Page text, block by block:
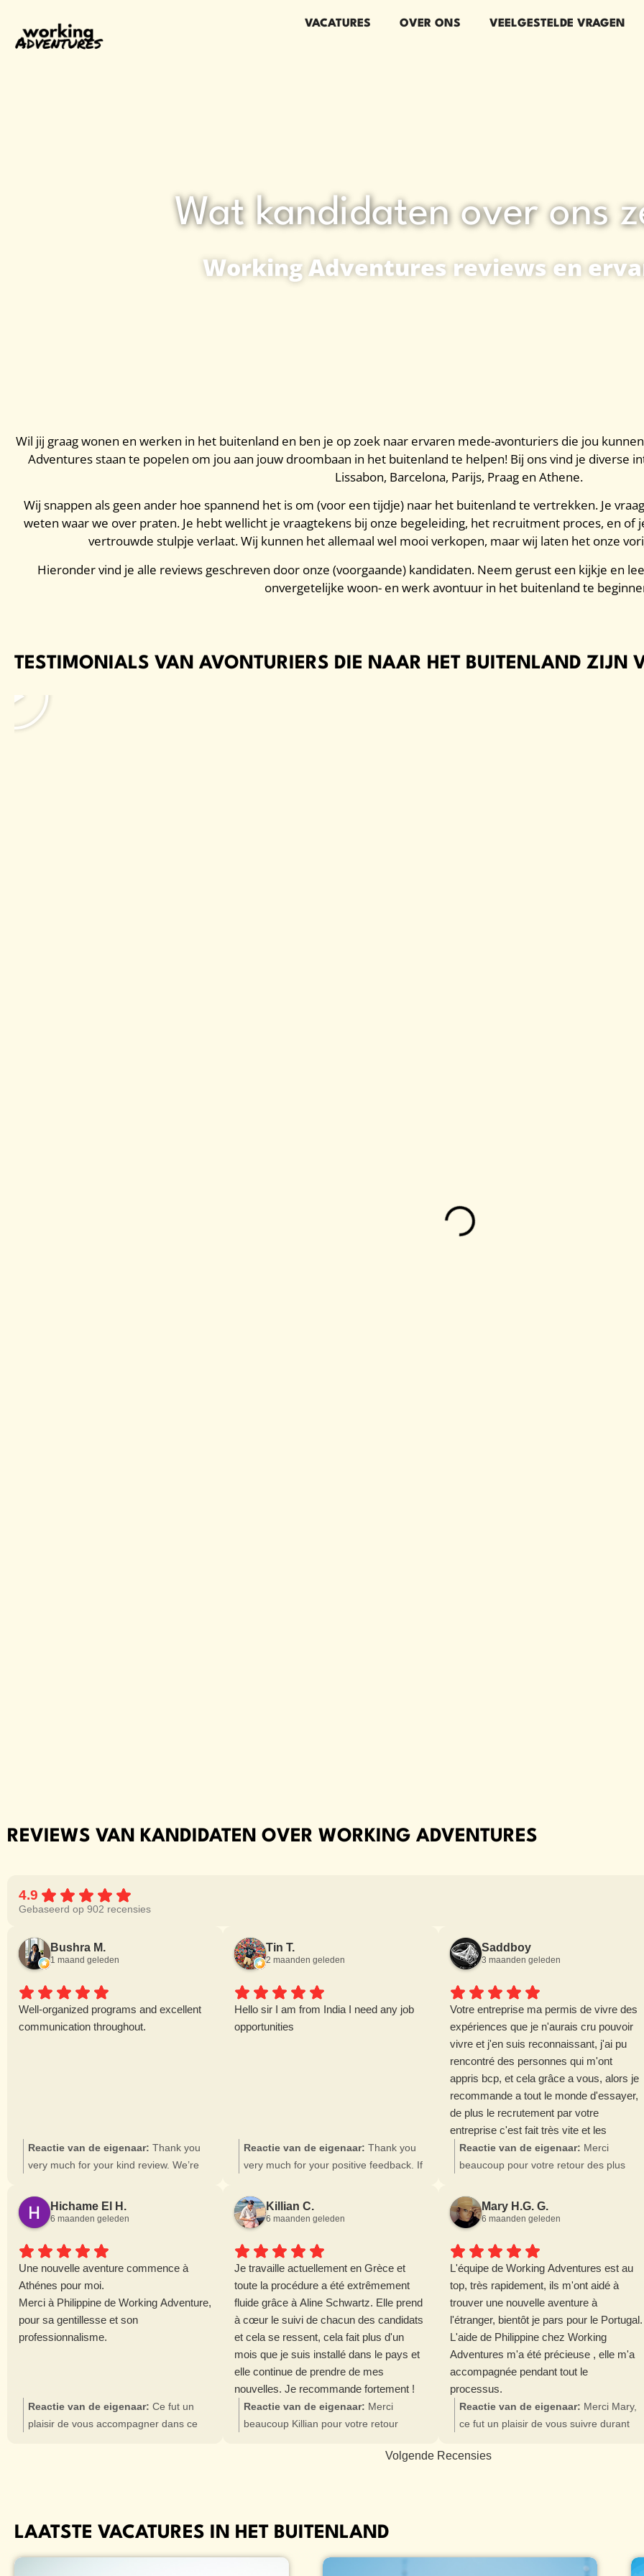
VACATURES OVER ONS VEELGESTELDE VRAGEN
Wat kandidaten over ons
Working Adventures reviews en
Wil jij graag wonen en werken in het buitenland en ben je op zoek naar ervaren mede-avonturiers die jou
Adventures staan te popelen om jou aan jouw droombaan in het buitenland te helpen! Bij ons vind je diverse
Lissabon, Barcelona, Parijs, Praag en Athene.
Wij snappen als geen ander hoe spannend het is om (voor een tijdje) naar het buitenland te vertrekken. Je
weten waar we over praten. Je hebt wellicht je vraagtekens bij onze begeleiding, het recruitment proces, en
vertrouwde stulpje verlaat. Wij kunnen het allemaal wel mooi verkopen, maar wij laten het onze
Hieronder vind je alle reviews geschreven door onze (voorgaande) kandidaten. Neem gerust een kijkje en
onvergetelijke woon- en werk avontuur in het buitenland te
TESTIMONIALS VAN AVONTURIERS DIE NAAR HET BUITENLAND ZIJN
REVIEWS VAN KANDIDATEN OVER WORKING ADVENTURES
4.9
Gebaseerd op 902 recensies
Bushra M.
1 maand geleden
Well-organized programs and excellent
communication throughout.
Reactie van de eigenaar: Thank you
very much for your kind review. We’re
pleasant experience with us, and we
truly appreciate you taking the time to
Tin T.
2 maanden geleden
Hello sir I am from India I need any job
opportunities
Reactie van de eigenaar: Thank you
very much for your positive feedback. If
please feel free to apply directly through
our website. We regularly post available
receive your application.
Saddboy
3 maanden geleden
Votre entreprise ma permis de vivre des
expériences que je n'aurais cru pouvoir
vivre et j'en suis reconnaissant, j'ai pu
rencontré des personnes qui m'ont
appris bcp, et cela grâce a vous, alors je
recommande a tout le monde d'essayer,
de plus le recrutement par votre
entreprise c'est fait très vite et les
personne avec qui j'ai pu échanger m'ont
tout de suite mit à l'aise. 10/10 merci
Reactie van de eigenaar: Merci
beaucoup pour votre retour des plus
d'avoir pu vous aider et accompagner
dans votre démarche. Nous vous
nouvelle vie à l'étranger 😃
Hichame El H.
6 maanden geleden
Une nouvelle aventure commence à
Athénes pour moi.
Merci à Philippine de Working Adventure,
pour sa gentillesse et son
professionnalisme.
Reactie van de eigenaar: Ce fut un
plaisir de vous accompagner dans ce
Killian C.
6 maanden geleden
Je travaille actuellement en Grèce et
toute la procédure a été extrêmement
fluide grâce à Aline Schwartz. Elle prend
à cœur le suivi de chacun des candidats
et cela se ressent, cela fait plus d'un
mois que je suis installé dans le pays et
elle continue de prendre de mes
nouvelles. Je recommande fortement !
Reactie van de eigenaar: Merci
beaucoup Killian pour votre retour
heureux de savoir que vous profitez
journée à vous !
Mary H.G. G.
6 maanden geleden
L'équipe de Working Adventures est au
top, très rapidement, ils m'ont aidé à
trouver une nouvelle aventure à
l'étranger, bientôt je pars pour le Portugal.
L'aide de Philippine chez Working
Adventures m'a été précieuse , elle m'a
accompagnée pendant tout le
processus.
Reactie van de eigenaar: Merci Mary,
ce fut un plaisir de vous suivre durant
vous souhaitons une super expérience
Volgende Recensies
LAATSTE VACATURES IN HET BUITENLAND